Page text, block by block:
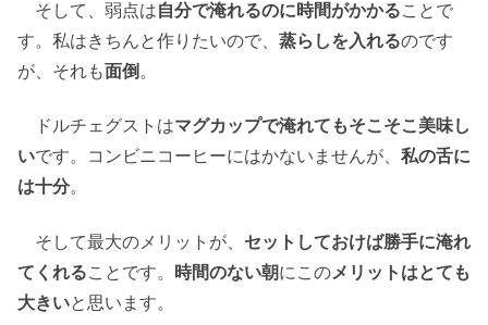
そして、弱点は自分で淹れるのに時間がかかることで
す。私はきちんと作りたいので、 蒸らしを入れるのです
が、それも面倒。
ドルチェグストはマグカップで淹れてもそこそこ美味し
いです。コンビニコーヒーにはかないませんが、 私の舌に
は十分。
そして最大のメリットが、 セットしておけば勝手に淹れ
てくれることです。 時間のない朝にこのメリットはとても
大きいと思います。